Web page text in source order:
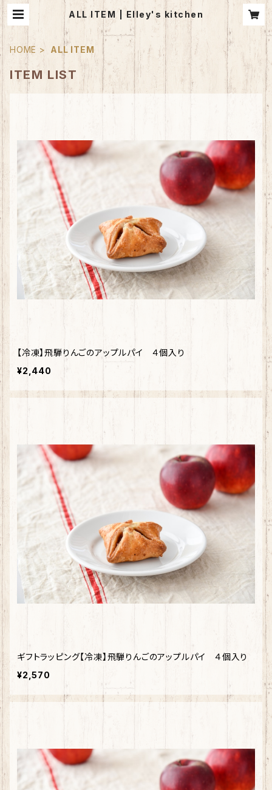
ALL ITEM | Elley's kitchen
HOME ALL ITEM
ITEM LIST
【冷凍】飛騨りんごのアップルパイ ４個入り
¥2,440
ギフトラッピング【冷凍】飛騨りんごのアップルパイ ４個入り
¥2,570